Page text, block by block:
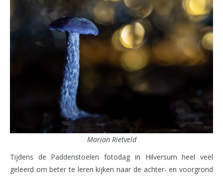
Marian Rietveld
Tijdens de Paddenstoelen fotodag in Hilversum heel veel
geleerd om beter te leren kijken naar de achter- en voorgrond